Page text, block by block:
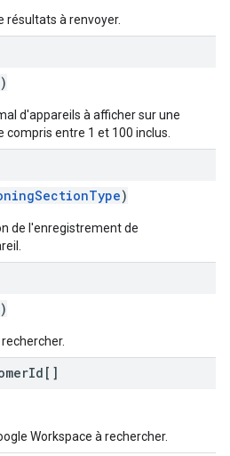
résultats à renvoyer.
d'appareils à afficher sur une
entre 1 et 100 inclus.
)
de l'enregistrement de
Id[]
Workspace à rechercher.